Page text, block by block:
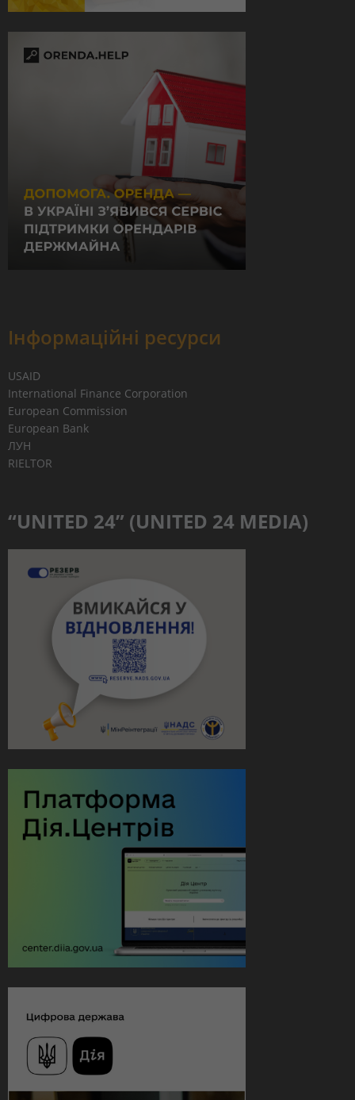
Інформаційні ресурси
USAID
International Finance Corporation
European Commission
European Bank
ЛУН
RIELTOR
“UNITED 24” (UNITED 24 MEDIA)